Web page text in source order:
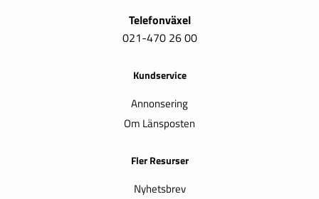
Telefonväxel
021-470 26 00
Kundservice
Annonsering
Om Länsposten
Fler Resurser
Nyhetsbrev